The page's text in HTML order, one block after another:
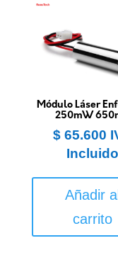
Módulo Láser
250mW
$65.600
Incluido
Añadir al
carrito